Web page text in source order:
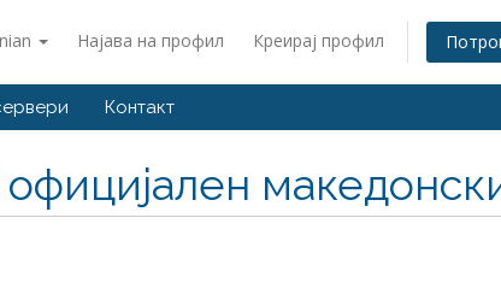
Најава на профил Креирај профил
Контакт
официјален